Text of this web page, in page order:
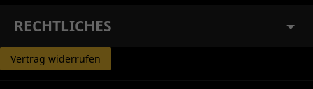
RECHTLICHES
Vertrag widerrufen